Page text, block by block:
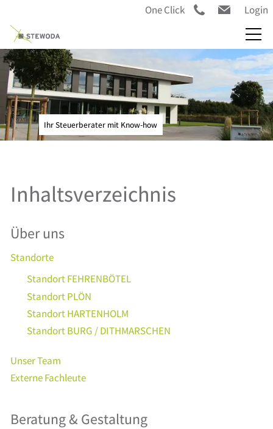
Login
One Click
Ihr Steuerberater mit Know-how
Inhaltsverzeichnis
Über uns
Standorte
Standort FEHRENBÖTEL
Standort PLÖN
Standort HARTENHOLM
Standort BURG / DITHMARSCHEN
Unser Team
Externe Fachleute
Beratung & Gestaltung